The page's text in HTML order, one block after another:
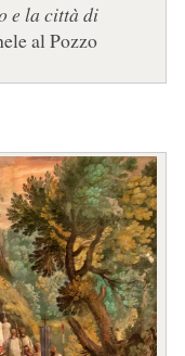
e la città di
al Pozzo